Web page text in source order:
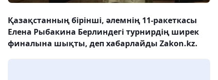
Қазақстанның бірінші, әлемнің 11-ракеткасы
Елена Рыбакина Берлиндегі турнирдің ширек
финалына шықты, деп хабарлайды Zakon.kz.